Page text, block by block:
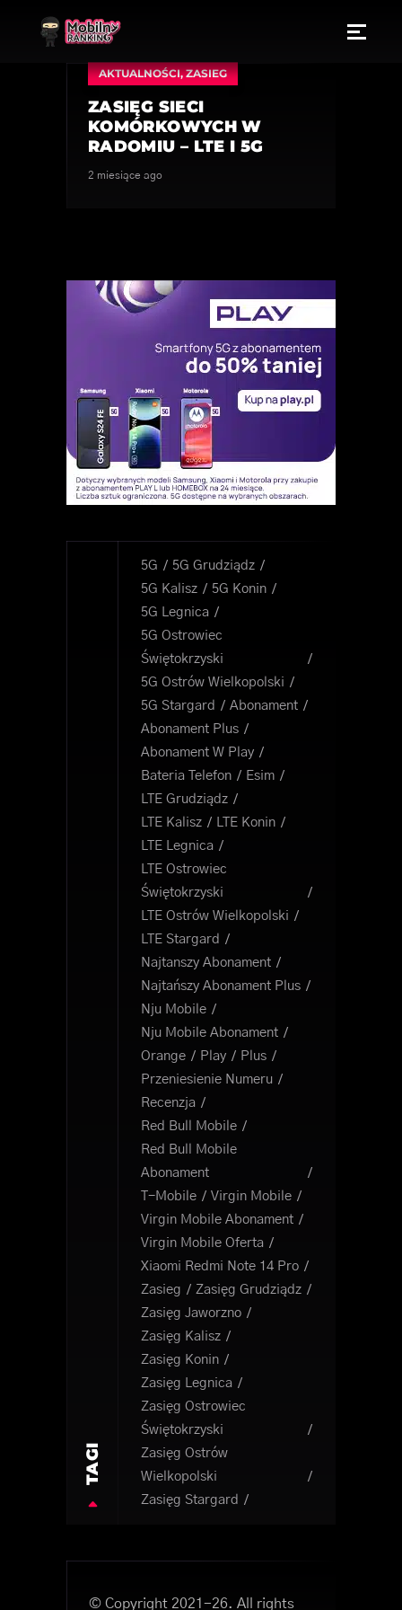
AKTUALNOŚCI,ZASIEG
ZASIĘG SIECI
KOMÓRKOWYCH W
RADOMIU – LTE I 5G
2 miesiące ago
TAGI
5G
5G Grudziądz
5G Kalisz
5G Konin
5G Legnica
5G Ostrowiec
Świętokrzyski
5G Ostrów Wielkopolski
5G Stargard
Abonament
Abonament Plus
Abonament W Play
Bateria Telefon
Esim
LTE Grudziądz
LTE Kalisz
LTE Konin
LTE Legnica
LTE Ostrowiec
Świętokrzyski
LTE Ostrów Wielkopolski
LTE Stargard
Najtanszy Abonament
Najtańszy Abonament Plus
Nju Mobile
Nju Mobile Abonament
Orange
Play
Plus
Przeniesienie Numeru
Recenzja
Red Bull Mobile
Red Bull Mobile
Abonament
T-Mobile
Virgin Mobile
Virgin Mobile Abonament
Virgin Mobile Oferta
Xiaomi Redmi Note 14 Pro
Zasieg
Zasięg Grudziądz
Zasięg Jaworzno
Zasięg Kalisz
Zasięg Konin
Zasięg Legnica
Zasięg Ostrowiec
Świętokrzyski
Zasięg Ostrów
Wielkopolski
Zasięg Stargard
© Copyright 2021-26. All rights